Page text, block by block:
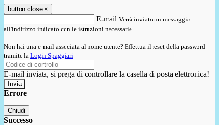
button close ×
E-mail Verrà inviato un messaggio
all'indirizzo indicato con le istruzioni necessarie.
Non hai una e-mail associata al nome utente? Effettua il reset della password
tramite la Login Spaggiari
E-mail inviata, si prega di controllare la casella di posta elettronica!
Errore
Chiudi
Successo